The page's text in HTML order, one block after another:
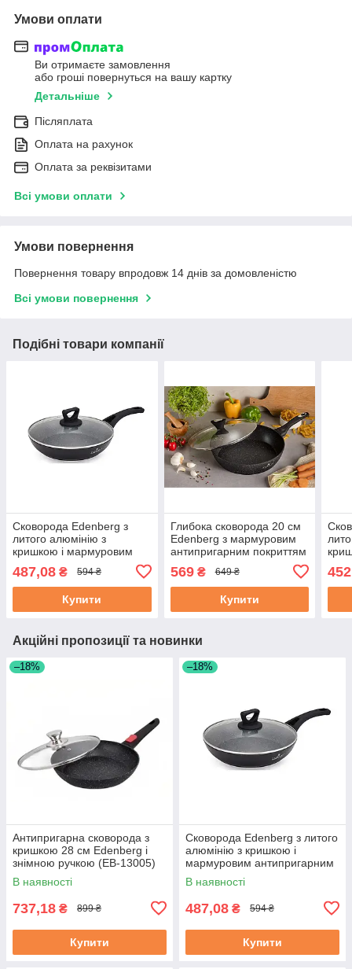
Умови оплати
Ви отримаєте замовлення
або гроші повернуться на вашу картку
Детальніше
Післяплата
Оплата на рахунок
Оплата за реквізитами
Всі умови оплати
Умови повернення
Повернення товару впродовж 14 днів за домовленістю
Всі умови повернення
Подібні товари компанії
Сковорода Edenberg з
литого алюмінію з
кришкою і мармуровим
антипригарним покриттям
20 см (EB-7452)
487,08 ₴ 594 ₴
Купити
Глибока сковорода 20 см
Edenberg з мармуровим
антипригарним покриттям
569₴ 649 ₴
Купити
18
Акційні пропозиції та новинки
–18%
Антипригарна сковорода з
кришкою 28 см Edenberg і
знімною ручкою (EB-13005)
В наявності
737,18 ₴ 899 ₴
Купити
–18%
Сковорода Edenberg з литого
алюмінію з кришкою і
мармуровим антипригарним
покриттям 20 см (EB-7452)
В наявності
487,08 ₴ 594 ₴
Купити